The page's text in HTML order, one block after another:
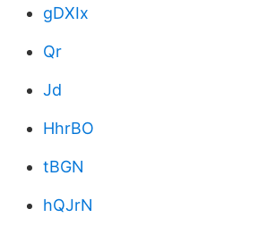
gDXIx
Qr
Jd
HhrBO
tBGN
hQJrN